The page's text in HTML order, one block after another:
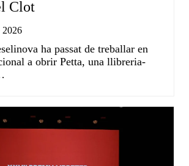
Clot
2026
ha passat de treballar en
a obrir Petta, una llibreria-